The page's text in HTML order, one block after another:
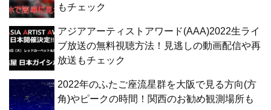
もチェック
アジアアーティストアワード(AAA)2022生ライ
ブ放送の無料視聴方法！見逃しの動画配信や再
放送もチェック
2022年のふたご座流星群を大阪で見る方向(方
角)やピークの時間！関西のお勧め観測場所も